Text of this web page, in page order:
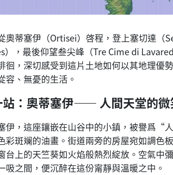
奧蒂塞伊（Ortisei）啓程，登上塞切達（
），最後仰望叁尖峰（Tre Cime di
徊，深切感受到這片土地如何以其地理優
容、無憂的生活。
站：奧蒂塞伊—— 人間天堂的微
伊，這座鑲嵌在山谷中的小鎮，被譽爲“
彩斑斓的油畫。街道兩旁的房屋宛如調色
台上的天竺葵如火焰般熱烈綻放。空氣中
吸之間，便沉醉在這份甯靜與溫暖之中。